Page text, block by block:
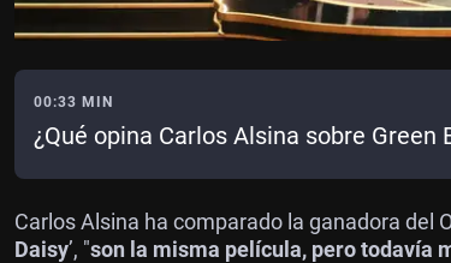
00:33 MIN
¿Qué opina Carlos Alsina sobre Green
Carlos Alsina ha comparado la ganadora del
Daisy’, "son la misma película, pero todavía